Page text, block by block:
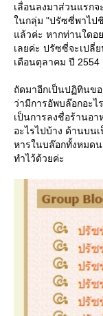
เลื่อนลงมาส่วนแรกจ
นกลุ่ม "ปรัซซี่พาไปชิ
ล้วค่ะ หากท่านใดอย
เลยค่ะ ปรัซซี่จะเปลี่
เดือนตุลาคม ปี 2554
ถัดมาอีกเป็นปฏิทินข
ว่ามีการอัพบล๊อกอะไ
เป็นการลงชื่อร้านอ
อะไรไปบ้าง ด้านบน
หารในบล๊อกทั้งหมดน
ทำไว้ด้วยค่ะ